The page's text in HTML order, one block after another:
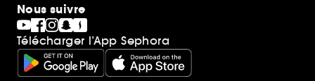
Nous suivre
Télécharger l’App Sephora